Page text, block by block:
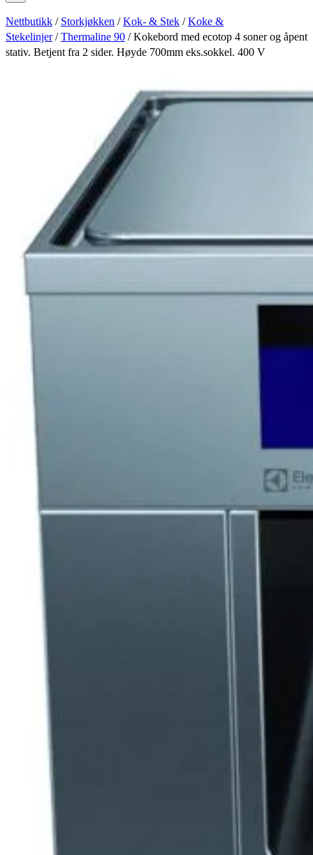
Nettbutikk / Storkjøkken /Kok- & Stek /Koke &
Stekelinjer/Thermaline 90 / Kokebord med ecotop 4 soner og åpent
stativ. Betjent fra 2 sider. Høyde 700mm eks.sokkel. 400 V